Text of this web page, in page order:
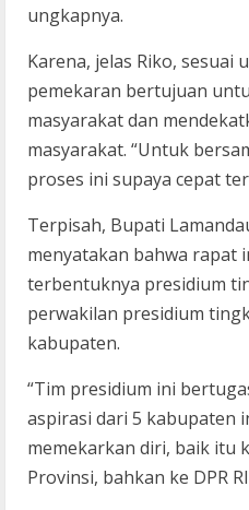
ungkapnya.
Karena, jelas Riko, sesuai
pemekaran bertujuan
masyarakat dan
masyarakat. “Untuk
proses ini supaya cepat
Terpisah, Bupati
menyatakan bahwa rapat
terbentuknya presidium
perwakilan presidium
kabupaten.
“Tim presidium ini
aspirasi dari 5 kabupaten
memekarkan diri, baik itu
Provinsi, bahkan ke DPR